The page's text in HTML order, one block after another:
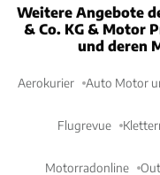
Weitere Angebote
& Co. KG & Motor
und deren
Aerokurier Auto Motor
Flugrevue
Motorradonline